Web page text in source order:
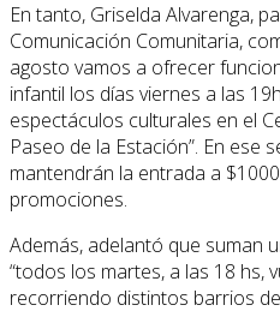
En tanto, Griselda Alvarenga,
Comunicación Comunitaria,
agosto vamos a ofrecer
infantil los días viernes a las
espectáculos culturales en el
Paseo de la Estación”. En ese
mantendrán la entrada a
promociones.
Además, adelantó que suman
“todos los martes, a las 18 hs,
recorriendo distintos barrios